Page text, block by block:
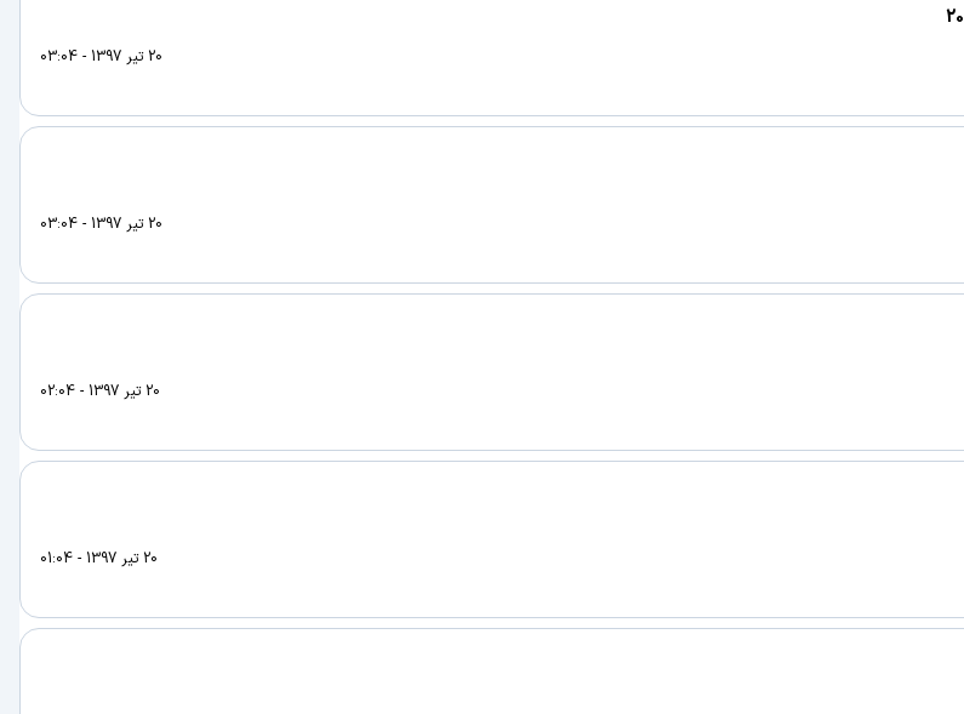
20 تیر 1397 - 03:04
20 تیر 1397 - 03:04
20 تیر 1397 - 02:04
20 تیر 1397 - 01:04